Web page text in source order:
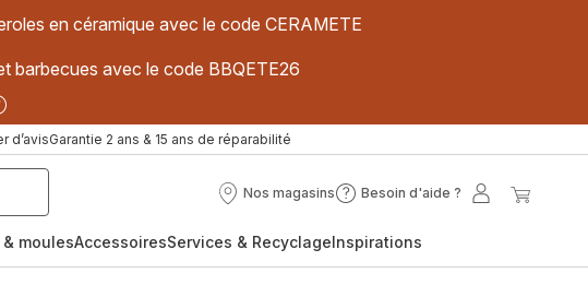
en céramique avec le code CERAMETE
barbecues avec le code BBQETE26
d’avisGarantie 2 ans & 15 ans de réparabilité
Nos magasins
Nos
Besoin d'aide ?
Besoin
?
Mon
moulesAccessoiresServices & RecyclageInspirations